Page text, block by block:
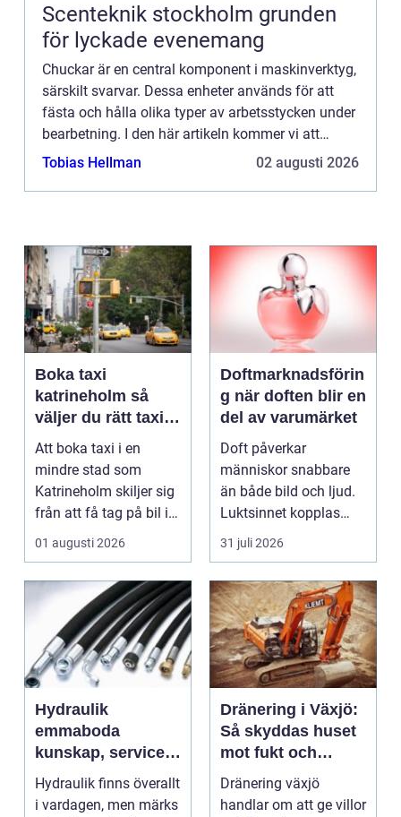
Scenteknik stockholm grunden
för lyckade evenemang
Chuckar är en central komponent i maskinverktyg,
särskilt svarvar. Dessa enheter används för att
fästa och hålla olika typer av arbetsstycken under
bearbetning. I den här artikeln kommer vi att
utforska chuckar, de...
Tobias Hellman 02 augusti 2026
Boka taxi
katrineholm så
väljer du rätt taxi
för trygga resor
Att boka taxi i en
mindre stad som
Katrineholm skiljer sig
från att få tag på bil i
en storstad. Utb...
01 augusti 2026
Doftmarknadsförin
g när doften blir en
del av varumärket
Doft påverkar
människor snabbare
än både bild och ljud.
Luktsinnet kopplas
direkt till hjärnans
cent...
31 juli 2026
Hydraulik
emmaboda
kunskap, service
och rätt lösningar
när du behöver
Hydraulik finns överallt
i vardagen, men märks
Dränering i Växjö:
Så skyddas huset
mot fukt och
vattenskador
Dränering växjö
handlar om att ge villor